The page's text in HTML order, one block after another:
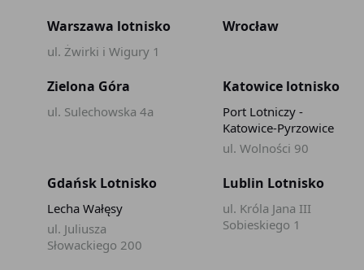
Warszawa lotnisko
ul. Żwirki i Wigury 1
Wrocław
Zielona Góra
ul. Sulechowska 4a
Katowice lotnisko
Port Lotniczy -
Katowice-Pyrzowice
ul. Wolności 90
Gdańsk Lotnisko
Lecha Wałęsy
ul. Juliusza
Słowackiego 200
Lublin Lotnisko
ul. Króla Jana III
Sobieskiego 1